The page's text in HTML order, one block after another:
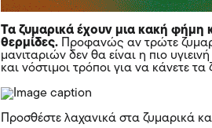
Τα ζυμαρικά έχουν μια κακή
θερμίδες. Προφανώς αν τρώτε
μανιταριών δεν θα είναι η πιο
και νόστιμοι τρόποι για να κάνετε
Προσθέστε λαχανικά στα ζυμαρικά